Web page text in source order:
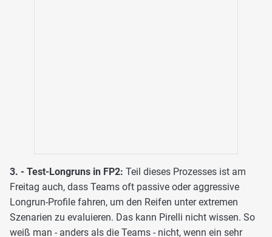
3. - Test-Longruns in FP2: Teil dieses Prozesses ist am
Freitag auch, dass Teams oft passive oder aggressive
Longrun-Profile fahren, um den Reifen unter extremen
Szenarien zu evaluieren. Das kann Pirelli nicht wissen. So
weiß man - anders als die Teams - nicht, wenn ein sehr